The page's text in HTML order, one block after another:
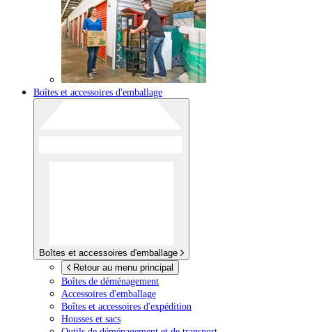
Boîtes et accessoires d'emballage
Boîtes et accessoires d'emballage
Retour au menu principal
Boîtes de déménagement
Accessoires d'emballage
Boîtes et accessoires d'expédition
Housses et sacs